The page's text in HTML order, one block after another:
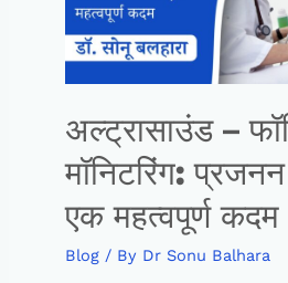
अल्ट्रासाउंड –
मॉनिटरिंग:
एक महत्वपूर्ण कदम
Blog/ By Dr Sonu Balhara